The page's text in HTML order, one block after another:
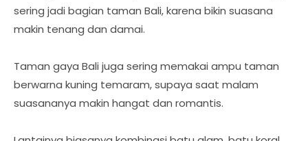
sering jadi bagian taman Bali, karena bikin suasana
makin tenang dan damai.
Taman gaya Bali juga sering memakai ampu taman
berwarna kuning temaram, supaya saat malam
suasananya makin hangat dan romantis.